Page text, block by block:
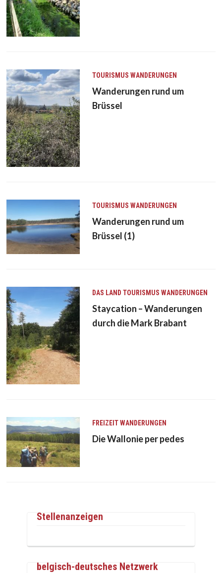
TOURISMUS WANDERUNGEN
Wanderungen rund um
Brüssel
TOURISMUS WANDERUNGEN
Wanderungen rund um
Brüssel (1)
DAS LAND TOURISMUS WANDERUNGEN
Staycation – Wanderungen
durch die Mark Brabant
FREIZEITWANDERUNGEN
Die Wallonie per pedes
Stellenanzeigen
belgisch-deutsches Netzwerk